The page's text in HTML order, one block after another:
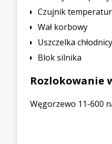
Czujnik
Wał korbowy
Uszczelka
Blok silnika
Rozlokowanie
Węgorzewo 11-600